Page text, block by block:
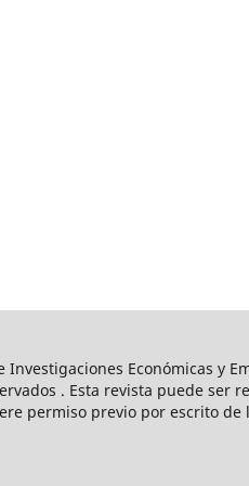
Económicas y
. Esta revista puede
permiso previo por escrito